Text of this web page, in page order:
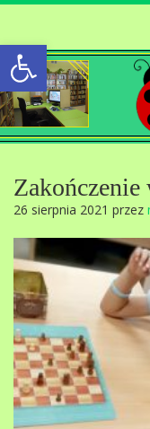
Open toolbar
26 sierpnia 2021 przez